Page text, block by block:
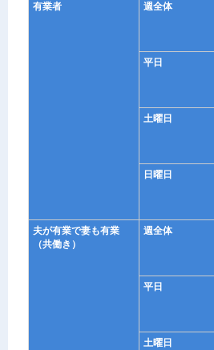
有業者 週全体
平日
土曜日
日曜日
夫が有業で妻も有業
（共働き）
週全体
平日
土曜日